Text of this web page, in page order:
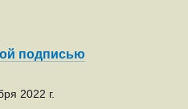
подписью
2022 г.